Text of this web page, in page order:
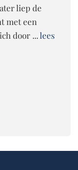
liep de
met een
door ...lees